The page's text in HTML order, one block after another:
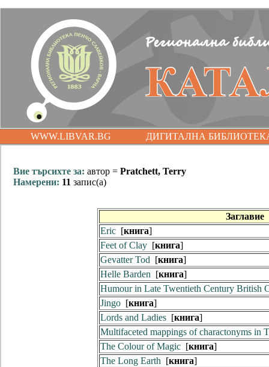
WWW.LIBVAR.BG ДИГИТАЛНА
Вие търсихте за: автор = Pratchett, Terry
Намерени: 11 запис(а)
Заглавие
Eric [книга]
Feet of Clay [книга]
Gevatter Tod [книга]
Helle Barden [книга]
Humour in Late Twentieth Century British
Jingo [книга]
Lords and Ladies [книга]
Multifaceted mappings of charactonyms in
The Colour of Magic [книга]
The Long Earth [книга]